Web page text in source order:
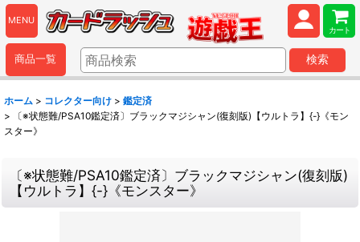
MENU
カート
商品一覧 検索
ホーム > コレクター向け > 鑑定済
>
〔※状態難/PSA10鑑定済〕ブラックマジシャン(復刻版)【ウルトラ】{-}《モン
スター》
〔※状態難/PSA10鑑定済〕ブラックマジシャン(復刻版)
【ウルトラ】{-}《モンスター》